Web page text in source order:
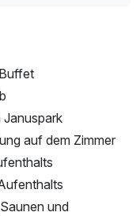
Januspark
auf dem Zimmer
und